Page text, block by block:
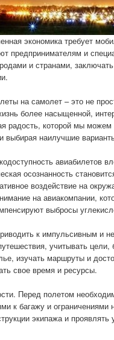
экономика требует
предпринимателям и
и странами,
на самолет – это не
более насыщенной,
радость, которой мы
выбирая наилучшие
авиабилетов
осознанность
воздействие на
на авиакомпании,
выбросы
к импульсивным и
учитывать
изучать маршруты и
свое время и ресурсы.
Перед полетом
к багажу и ограничениями
экипажа и проявлять